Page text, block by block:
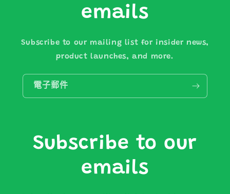
emails
Subscribe to our mailing list for insider news,
product launches, and more.
電子郵件
Subscribe to our
emails